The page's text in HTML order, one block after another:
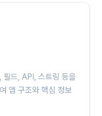
필드, API, 스트링 등을
앱 구조와 핵심 정보